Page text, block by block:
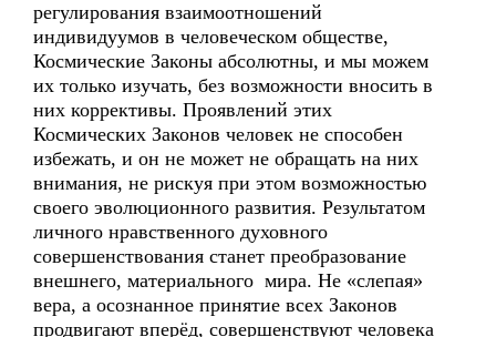
регулирования взаимоотношений
индивидуумов в человеческом обществе,
Космические Законы абсолютны, и мы можем
их только изучать, без возможности вносить в
них коррективы. Проявлений этих
Космических Законов человек не способен
избежать, и он не может не обращать на них
внимания, не рискуя при этом возможностью
своего эволюционного развития. Результатом
личного нравственного духовного
совершенствования станет преобразование
внешнего, материального мира. Не «слепая»
вера, а осознанное принятие всех Законов
продвигают вперёд, совершенствуют человека